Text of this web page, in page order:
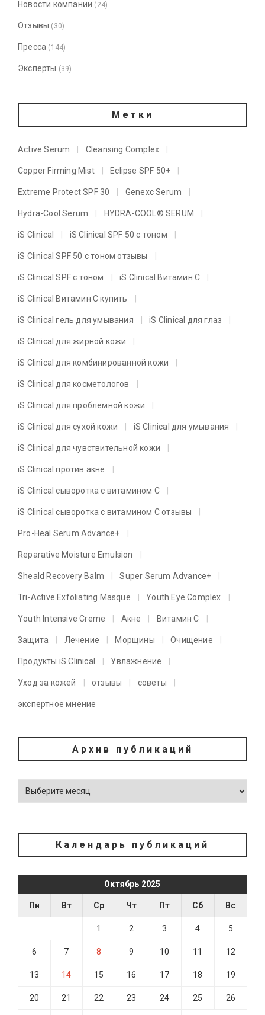
Новости компании (24)
Отзывы (30)
Пресса (144)
Эксперты (39)
Метки
Active Serum Cleansing Complex
Copper Firming Mist Eclipse SPF 50+
Extreme Protect SPF 30 Genexc Serum
Hydra-Cool Serum HYDRA-COOL® SERUM
iS Clinical iS Clinical SPF 50 с тоном
iS Clinical SPF 50 с тоном отзывы
iS Clinical SPF с тоном iS Clinical Витамин C
iS Clinical Витамин C купить
iS Clinical гель для умывания iS Clinical для глаз
iS Clinical для жирной кожи
iS Clinical для комбинированной кожи
iS Clinical для косметологов
iS Clinical для проблемной кожи
iS Clinical для сухой кожи iS Clinical для умывания
iS Clinical для чувствительной кожи
iS Clinical против акне
iS Clinical сыворотка с витамином C
iS Clinical сыворотка с витамином C отзывы
Pro-Heal Serum Advance+
Reparative Moisture Emulsion
Sheald Recovery Balm Super Serum Advance+
Tri-Active Exfoliating Masque Youth Eye Complex
Youth Intensive Creme Акне Витамин C
Защита Лечение Морщины Очищение
Продукты iS Clinical Увлажнение
Уход за кожей отзывы советы
экспертное мнение
Архив публикаций
Календарь публикаций
Октябрь 2025
Пн Вт Ср Чт Пт Сб Вс
1 2 3 4 5
6 7 8 9 10 11 12
13 14 15 16 17 18 19
20 21 22 23 24 25 26